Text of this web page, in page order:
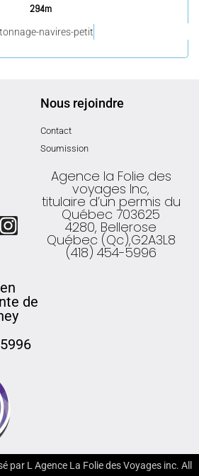
294m
Nous rejoindre
Contact
Soumission
Agence la Folie des
voyages Inc,
titulaire d’un permis du
Québec 703625
4280, Bellerose
Québec (Qc),G2A3L8
(418) 454-5996
de
par L Agence La Folie des Voyages inc. All